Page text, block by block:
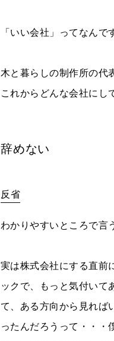
「いい会社」ってなんで
木と暮らしの制作所の代
これからどんな会社にし
辞めない
反省
わかりやすいところで言
実は株式会社にする直前
ックで、もっと気付いて
て、ある方向から見れば
ったんだろうって・・・